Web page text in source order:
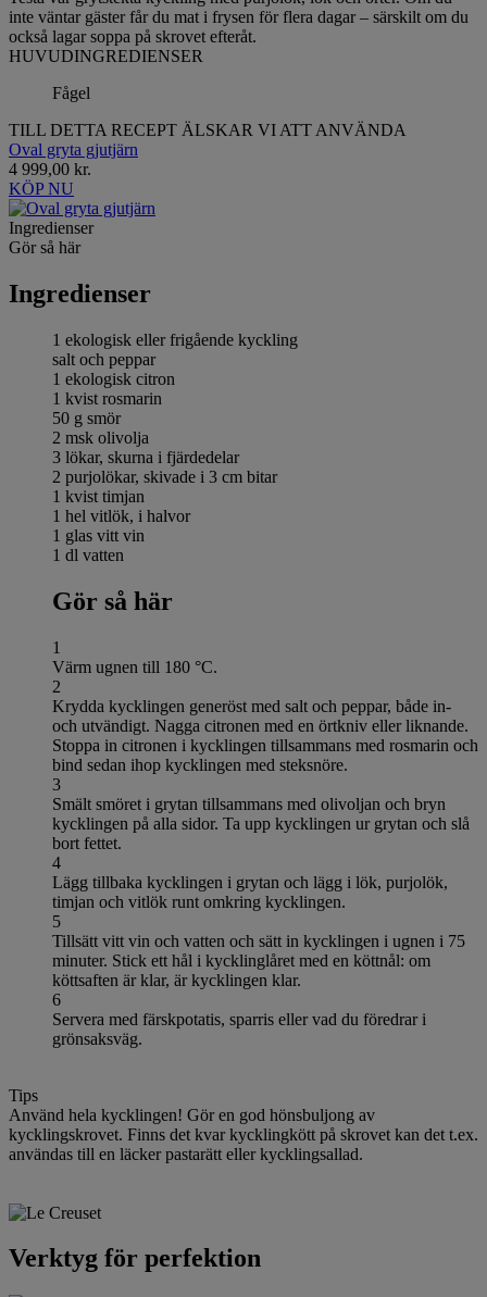
inte väntar gäster får du mat i frysen för flera dagar – särskilt om du
också lagar soppa på skrovet efteråt.
HUVUDINGREDIENSER
Fågel
TILL DETTA RECEPT ÄLSKAR VI ATT ANVÄNDA
Oval gryta gjutjärn
4 999,00 kr.
KÖP NU
Ingredienser
Gör så här
Ingredienser
1 ekologisk eller frigående kyckling
salt och peppar
1 ekologisk citron
1 kvist rosmarin
50 g smör
2 msk olivolja
3 lökar, skurna i fjärdedelar
2 purjolökar, skivade i 3 cm bitar
1 kvist timjan
1 hel vitlök, i halvor
1 glas vitt vin
1 dl vatten
Gör så här
1
Värm ugnen till 180 °C.
2
Krydda kycklingen generöst med salt och peppar, både in-
och utvändigt. Nagga citronen med en örtkniv eller liknande.
Stoppa in citronen i kycklingen tillsammans med rosmarin och
bind sedan ihop kycklingen med steksnöre.
3
Smält smöret i grytan tillsammans med olivoljan och bryn
kycklingen på alla sidor. Ta upp kycklingen ur grytan och slå
bort fettet.
4
Lägg tillbaka kycklingen i grytan och lägg i lök, purjolök,
timjan och vitlök runt omkring kycklingen.
5
Tillsätt vitt vin och vatten och sätt in kycklingen i ugnen i 75
minuter. Stick ett hål i kycklinglåret med en köttnål: om
köttsaften är klar, är kycklingen klar.
6
Servera med färskpotatis, sparris eller vad du föredrar i
grönsaksväg.
Tips
Använd hela kycklingen! Gör en god hönsbuljong av
kycklingskrovet. Finns det kvar kycklingkött på skrovet kan det t.ex.
användas till en läcker pastarätt eller kycklingsallad.
Verktyg för perfektion